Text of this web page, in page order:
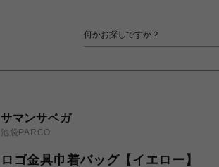
サマンサベガ
池袋PARCO
ロゴ金具巾着バッグ【イエロー】